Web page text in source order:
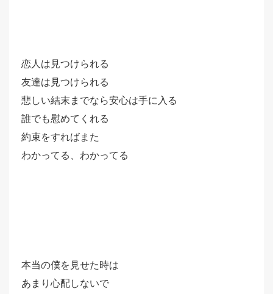
恋人は見つけられる
友達は見つけられる
悲しい結末までなら安心は手に入る
誰でも慰めてくれる
約束をすればまた
わかってる、わかってる
本当の僕を見せた時は
あまり心配しないで